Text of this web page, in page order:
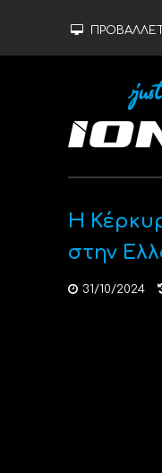
Η
στην
31/10/2024